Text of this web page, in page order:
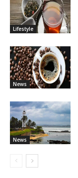
Lifestyle
News
News